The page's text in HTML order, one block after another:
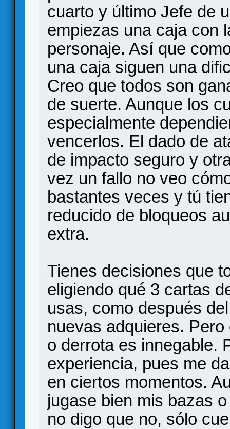
cuarto y último Jefe de
empiezas una caja con
personaje. Así que
una caja siguen una
Creo que todos son
de suerte. Aunque los
especialmente
vencerlos. El dado de
de impacto seguro y
vez un fallo no veo
bastantes veces y tú
reducido de bloqueos
extra.
Tienes decisiones que
eligiendo qué 3 cartas
usas, como después
nuevas adquieres.
o derrota es innegable.
experiencia, pues me
en ciertos momentos.
jugase bien mis bazas
no digo que no, sólo